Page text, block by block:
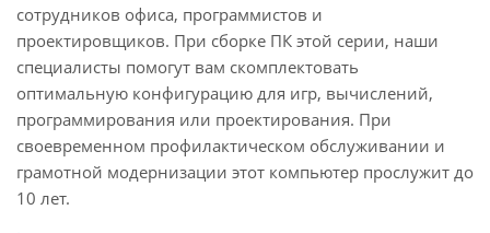
сотрудников офиса, программистов и
проектировщиков. При сборке ПК этой серии, наши
специалисты помогут вам скомплектовать
оптимальную конфигурацию для игр, вычислений,
программирования или проектирования. При
своевременном профилактическом обслуживании и
грамотной модернизации этот компьютер прослужит до
10 лет.